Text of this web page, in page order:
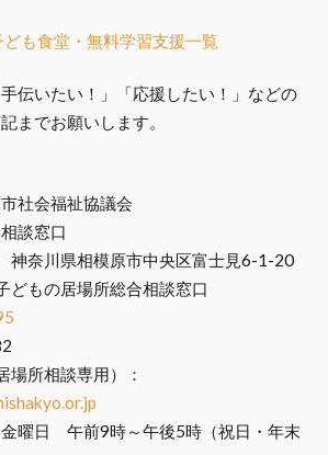
も食堂・無料学習支援一覧
手伝いたい！」「応援したい！」などの
までお願いします。
社会福祉協議会
談窓口
奈川県相模原市中央区富士見6-1-20
もの居場所総合相談窓口
場所相談専用）：
曜日 午前9時～午後5時（祝日・年末